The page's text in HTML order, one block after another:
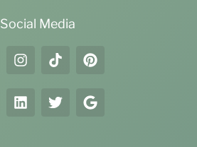
Social Media